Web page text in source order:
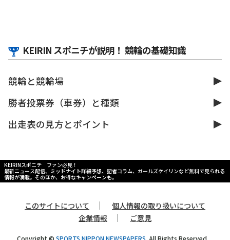
KEIRIN スポニチが説明！ 競輪の基礎知識
競輪と競輪場
勝者投票券（車券）と種類
出走表の見方とポイント
KEIRINスポニチ ファン必見！
最新ニュース配信、ミッドナイト詳細予想、記者コラム、ガールズケイリンなど無料で見られる
情報が満載。そのほか、お得なキャンペーンも。
このサイトについて ｜
個人情報の取り扱いについて
企業情報
｜ ご意見